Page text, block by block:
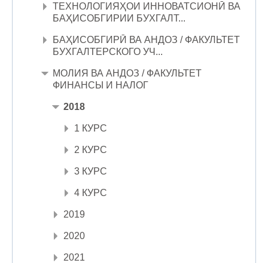
ТЕХНОЛОГИЯҲОИ ИННОВАТСИОНӢ ВА
БАҲИСОБГИРИИ БУХГАЛТ...
БАҲИСОБГИРӢ ВА АНДОЗ / ФАКУЛЬТЕТ
БУХГАЛТЕРСКОГО УЧ...
МОЛИЯ ВА АНДОЗ / ФАКУЛЬТЕТ
ФИНАНСЫ И НАЛОГ
2018
1 КУРС
2 КУРС
3 КУРС
4 КУРС
2019
2020
2021